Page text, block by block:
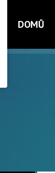
DOMŮ